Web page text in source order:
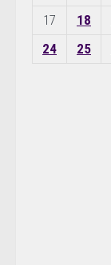
17
18
24
25